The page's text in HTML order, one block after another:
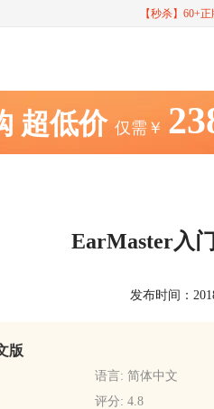
【秒杀】60+
超低价 仅需￥
EarMaster入
发布时间：
版
语言: 简体中文
评分: 4.8